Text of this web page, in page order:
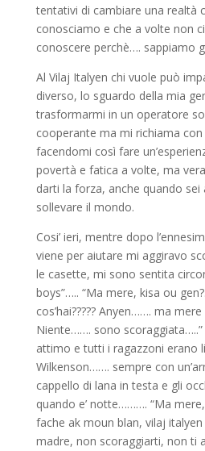
tentativi di cambiare una realtà
conosciamo e che a volte non
conoscere perchè…. sappiamo
Al Vilaj Italyen chi vuole può
diverso, lo sguardo della mia
trasformarmi in un operatore
cooperante ma mi richiama
facendomi così fare
povertà e fatica a volte, ma
darti la forza, anche quando
sollevare il mondo.
Cosi’ ieri, mentre dopo
viene per aiutare mi aggiravo
le casette, mi sono sentita
boys”….. “Ma mere, kisa ou
cos’hai????? Anyen……. ma
Niente……. sono
attimo e tutti i ragazzoni erano
Wilkenson……. sempre con
cappello di lana in testa e gli
quando e’ notte………. “Ma
fache ak moun blan, vilaj
madre, non scoraggiarti, non ti